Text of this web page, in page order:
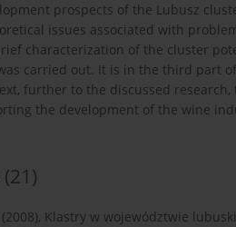
prospects of the Lubusz
issues associated with
characterization of the cluster
carried out. It is in the third part
further to the discussed
the development of the wine
(21)
Klastry w województwie